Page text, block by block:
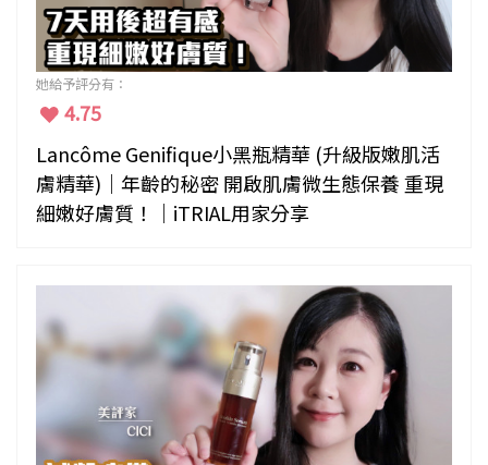
她給予評分有：
4.75
Lancôme Genifique小黑瓶精華 (升級版嫩肌活
膚精華)｜年齡的秘密 開啟肌膚微生態保養 重現
細嫩好膚質！｜iTRIAL用家分享